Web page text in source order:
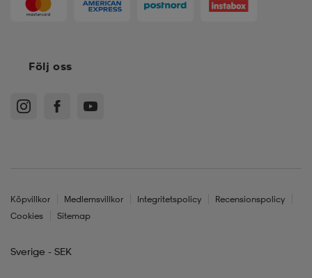
Följ oss
Köpvillkor Medlemsvillkor Integritetspolicy
Recensionspolicy
Cookies
Sitemap
Sverige - SEK